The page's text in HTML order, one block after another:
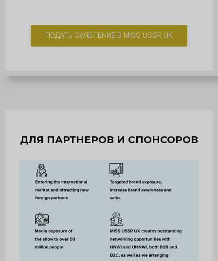
ПОДАТЬ ЗАЯВЛЕНИЕ В MISS USSR UK
ДЛЯ ПАРТНЕРОВ И СПОНСОРОВ